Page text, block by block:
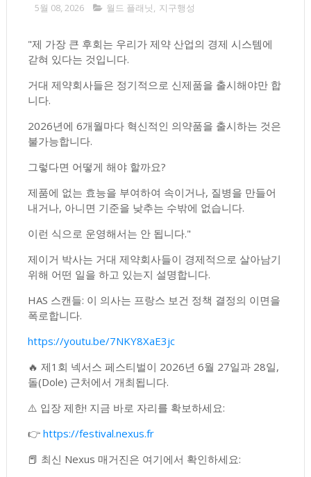
5월 08, 2026 월드 플래닛, 지구행성
"제 가장 큰 후회는 우리가 제약 산업의 경제 시스템에
갇혀 있다는 것입니다.
거대 제약회사들은 정기적으로 신제품을 출시해야만 합
니다.
2026년에 6개월마다 혁신적인 의약품을 출시하는 것은
불가능합니다.
그렇다면 어떻게 해야 할까요?
제품에 없는 효능을 부여하여 속이거나, 질병을 만들어
내거나, 아니면 기준을 낮추는 수밖에 없습니다.
이런 식으로 운영해서는 안 됩니다."
제이거 박사는 거대 제약회사들이 경제적으로 살아남기
위해 어떤 일을 하고 있는지 설명합니다.
HAS 스캔들: 이 의사는 프랑스 보건 정책 결정의 이면을
폭로합니다.
https://youtu.be/7NKY8XaE3jc
🔥 제1회 넥서스 페스티벌이 2026년 6월 27일과 28일,
돌(Dole) 근처에서 개최됩니다.
⚠️ 입장 제한! 지금 바로 자리를 확보하세요:
👉 https://festival.nexus.fr
📕 최신 Nexus 매거진은 여기에서 확인하세요: